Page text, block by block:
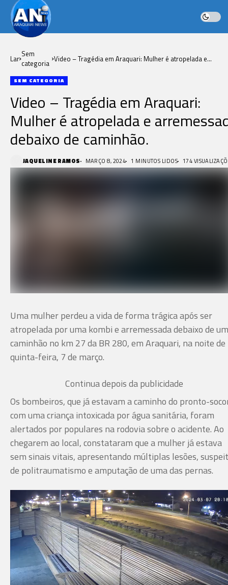
Lar Sem
categoria Video – Tragédia em Araquari: Mulher é atropelada e
SEM CATEGORIA
Video – Tragédia em Araquari:
Mulher é atropelada e
debaixo de caminhão.
JAQUELINE RAMOS MARÇO 8, 2024 1 MINUTOS LIDOS 174
Uma mulher perdeu a vida de forma trágica após ser
atropelada por uma kombi e arremessada debaixo de um
caminhão no km 27 da BR 280, em Araquari, na noite de
quinta-feira, 7 de março.
Continua depois da publicidade
Os bombeiros, que já estavam a caminho do pronto-
com uma criança intoxicada por água sanitária, foram
alertados por populares na rodovia sobre o acidente. Ao
chegarem ao local, constataram que a mulher já estava
sem sinais vitais, apresentando múltiplas lesões,
de politraumatismo e amputação de uma das pernas.